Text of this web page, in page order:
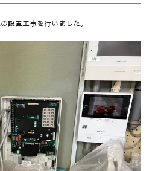
設置工事を行いました。